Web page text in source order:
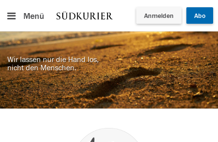
Menü Anmelden Abo
Wir lassen nur die Hand los,
nicht den Menschen.